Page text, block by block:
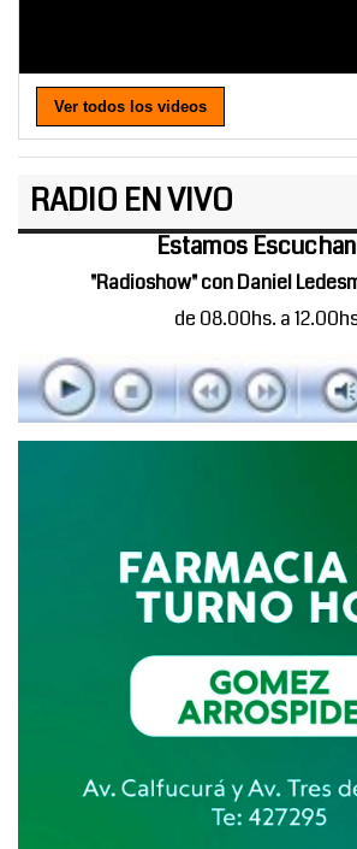
Ver todos los videos
RADIO EN VIVO
Estamos
"Radioshow" con Daniel
de 08.00hs. a